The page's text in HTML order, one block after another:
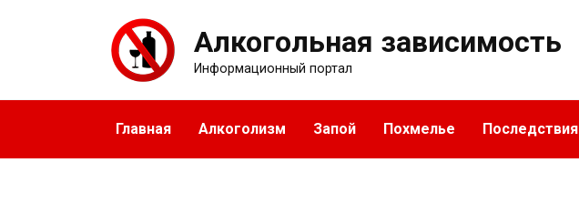
Алкогольная зависимость
Информационный портал
Главная Алкоголизм Запой Похмелье Последствия